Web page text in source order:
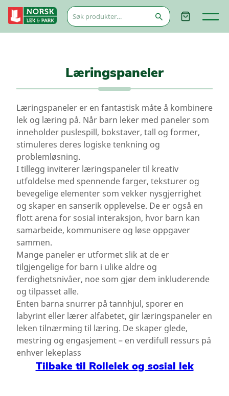
Søk
etter:
Læringspaneler
Læringspaneler er en fantastisk måte å kombinere
lek og læring på. Når barn leker med paneler som
inneholder puslespill, bokstaver, tall og former,
stimuleres deres logiske tenkning og
problemløsning.
I tillegg inviterer læringspaneler til kreativ
utfoldelse med spennende farger, teksturer og
bevegelige elementer som vekker nysgjerrighet
og skaper en sanserik opplevelse. De er også en
flott arena for sosial interaksjon, hvor barn kan
samarbeide, kommunisere og løse oppgaver
sammen.
Mange paneler er utformet slik at de er
tilgjengelige for barn i ulike aldre og
ferdighetsnivåer, noe som gjør dem inkluderende
og tilpasset alle.
Enten barna snurrer på tannhjul, sporer en
labyrint eller lærer alfabetet, gir læringspaneler en
leken tilnærming til læring. De skaper glede,
mestring og engasjement – en verdifull ressurs på
enhver lekeplass
Tilbake til Rollelek og sosial lek